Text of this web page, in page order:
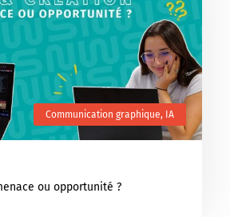
Communication graphique, IA
ou opportunité ?